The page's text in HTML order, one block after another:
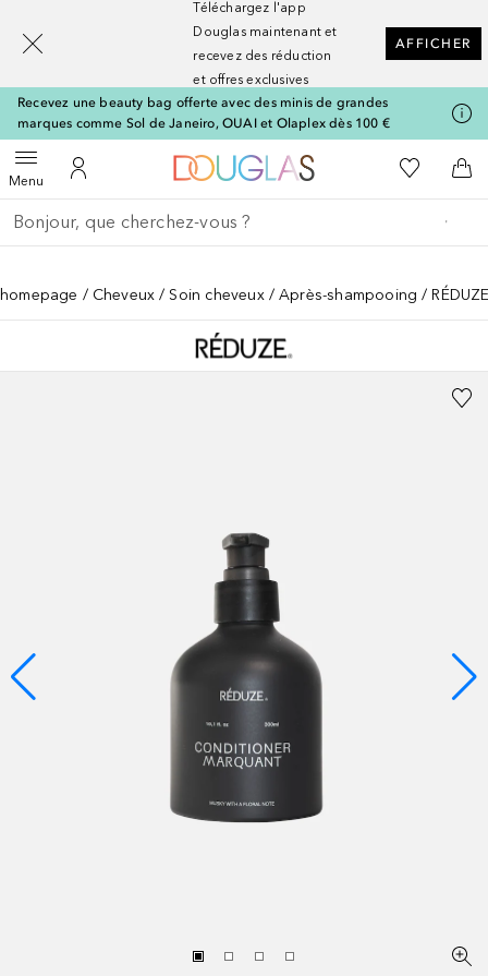
Téléchargez l'app
Douglas maintenant et
recevez des réduction
et offres exclusives
AFFICHER
Recevez une beauty bag offerte avec des minis de grandes
marques comme Sol de Janeiro, OUAI et Olaplex dès 100 €
MenuOuvrir le menuVers Mon Compte
Vers l'accueil Nocibé
Vers Ma
Retourner
Effectuer la recherche
homepage Cheveux Soin cheveux Après-shampooing
[navigation.slideout.screenreader]